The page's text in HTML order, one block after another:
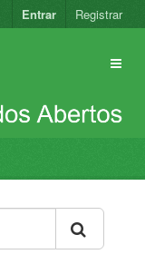
Entrar Registrar